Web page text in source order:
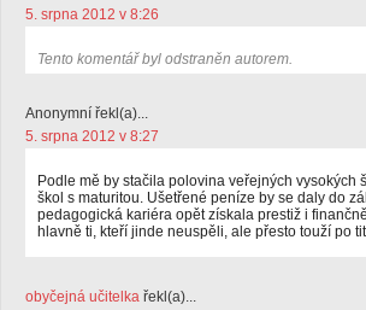
5. srpna 2012 v 8:26
Tento komentář byl odstraněn autorem.
Anonymní řekl(a)...
5. srpna 2012 v 8:27
Podle mě by stačila polovina veřejných vysokých
škol s maturitou. Ušetřené peníze by se daly do
pedagogická kariéra opět získala prestiž i
hlavně ti, kteří jinde neuspěli, ale přesto touží po
obyčejná učitelka řekl(a)...